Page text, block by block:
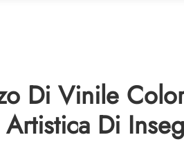
Di Vinile
Di